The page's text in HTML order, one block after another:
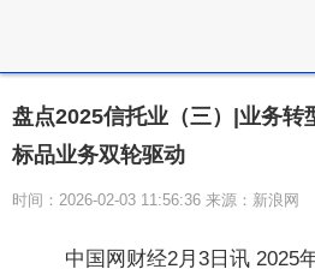
盘点2025信托业（三）|业务转
标品业务双轮驱动
时间：2026-02-03 11:56:36 来源：新浪网
中国网财经2月3日讯 2025